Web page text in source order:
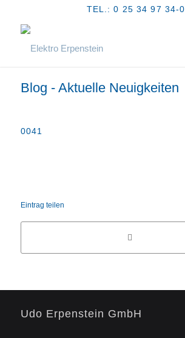
TEL.: 0 25 34 97 34-0
Blog - Aktuelle Neuigkeiten
0041
Eintrag teilen
Udo Erpenstein GmbH